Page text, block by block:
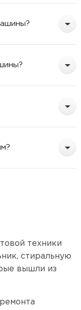
техники
стиральную
вышли из